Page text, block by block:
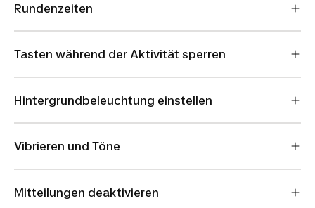
Rundenzeiten
Tasten während der Aktivität sperren
Hintergrundbeleuchtung einstellen
Vibrieren und Töne
Mitteilungen deaktivieren